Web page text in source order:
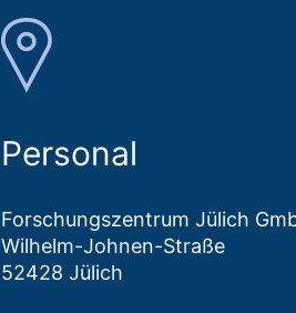
Personal
Forschungszentrum Jülich
Wilhelm-Johnen-Straße
52428 Jülich